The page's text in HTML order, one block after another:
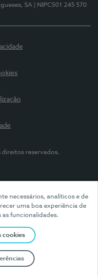
necessários, analíticos e de
uma boa experiência de
as funcionalidades.
cookies
SA | NIPC501 245 570
direitos reservados.